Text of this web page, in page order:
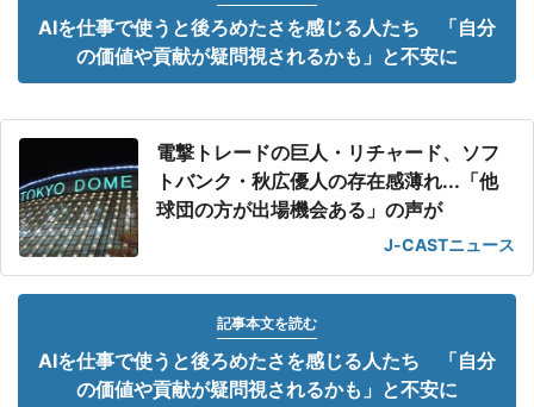
AIを仕事で使うと後ろめたさを感じる人たち 「自分
の価値や貢献が疑問視されるかも」と不安に
電撃トレードの巨人・リチャード、ソフ
トバンク・秋広優人の存在感薄れ...「他
球団の方が出場機会ある」の声が
J-CASTニュース
記事本文を読む
AIを仕事で使うと後ろめたさを感じる人たち 「自分
の価値や貢献が疑問視されるかも」と不安に